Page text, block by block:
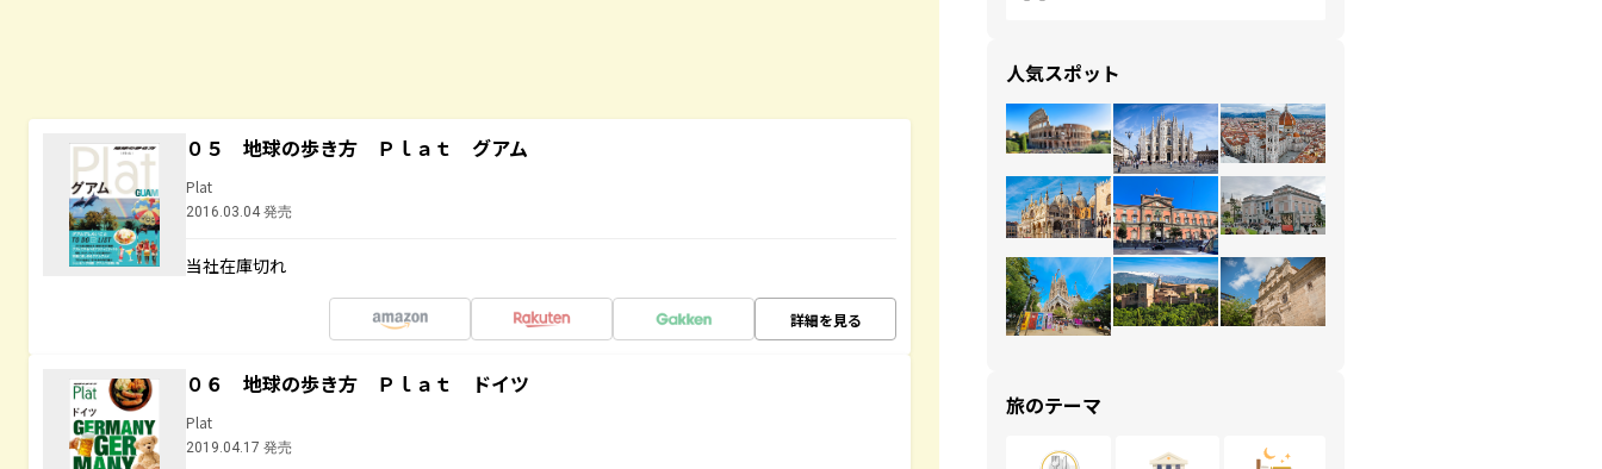
０５ 地球の歩き方 Ｐｌａｔ グアム
Plat
2016.03.04 発売
当社在庫切れ
詳細を見る
０６ 地球の歩き方 Ｐｌａｔ ドイツ
Plat
2019.04.17 発売
人気スポット
旅のテーマ